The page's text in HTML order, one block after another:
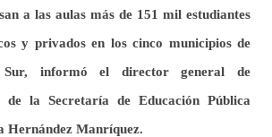
a las aulas más de 151 mil estudiantes
y privados en los cinco municipios de
informó el director general de
de la Secretaría de Educación Pública
Hernández Manríquez.